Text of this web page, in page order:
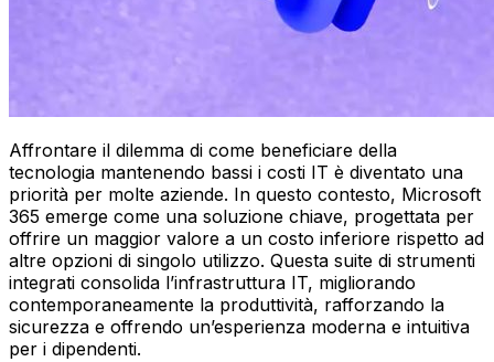
Affrontare il dilemma di come beneficiare della
tecnologia mantenendo bassi i costi IT è diventato una
priorità per molte aziende. In questo contesto, Microsoft
365 emerge come una soluzione chiave, progettata per
offrire un maggior valore a un costo inferiore rispetto ad
altre opzioni di singolo utilizzo. Questa suite di strumenti
integrati consolida l’infrastruttura IT, migliorando
contemporaneamente la produttività, rafforzando la
sicurezza e offrendo un’esperienza moderna e intuitiva
per i dipendenti.